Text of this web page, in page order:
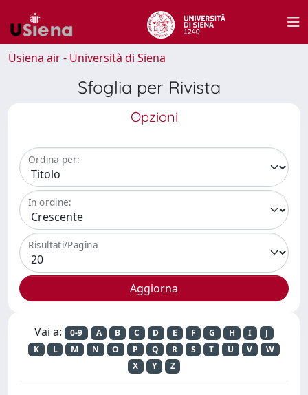
Usiena air - Università di Siena
Sfoglia per Rivista
Opzioni
Ordina per:
In ordine:
Risultati/Pagina
Vai a: 0-9 A B C D E F G H I
J
K
L M N O P Q R S T U V
W
X
Y Z